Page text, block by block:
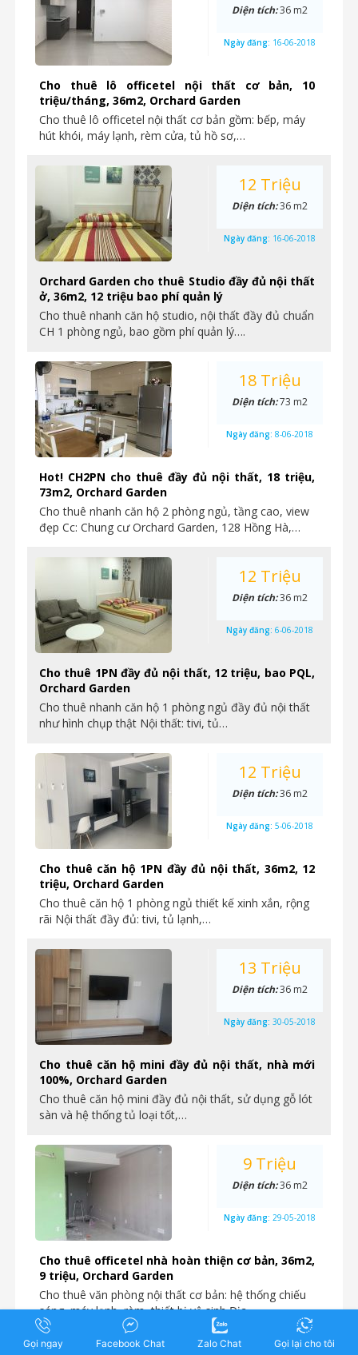
Cho thuê lô officetel nội thất cơ bản, 10
triệu/tháng, 36m2, Orchard Garden
Cho thuê lô officetel nội thất cơ bản gồm: bếp, máy
hút khói, máy lạnh, rèm cửa, tủ hồ sơ,…
Diện tích:36 m2
Ngày đăng: 16-06-2018
Orchard Garden cho thuê Studio đầy đủ nội thất
ở, 36m2, 12 triệu bao phí quản lý
Cho thuê nhanh căn hộ studio, nội thất đầy đủ chuẩn
CH 1 phòng ngủ, bao gồm phí quản lý….
12 Triệu
Diện tích:36 m2
Ngày đăng: 16-06-2018
Hot! CH2PN cho thuê đầy đủ nội thất, 18 triệu,
73m2, Orchard Garden
Cho thuê nhanh căn hộ 2 phòng ngủ, tầng cao, view
đẹp Cc: Chung cư Orchard Garden, 128 Hồng Hà,…
18 Triệu
Diện tích:73 m2
Ngày đăng: 8-06-2018
Cho thuê 1PN đầy đủ nội thất, 12 triệu, bao PQL,
Orchard Garden
Cho thuê nhanh căn hộ 1 phòng ngủ đầy đủ nội thất
như hình chụp thật Nội thất: tivi, tủ…
12 Triệu
Diện tích:36 m2
Ngày đăng: 6-06-2018
Cho thuê căn hộ 1PN đầy đủ nội thất, 36m2, 12
triệu, Orchard Garden
Cho thuê căn hộ 1 phòng ngủ thiết kế xinh xắn, rộng
rãi Nội thất đầy đủ: tivi, tủ lạnh,…
12 Triệu
Diện tích:36 m2
Ngày đăng: 5-06-2018
Cho thuê căn hộ mini đầy đủ nội thất, nhà mới
100%, Orchard Garden
Cho thuê căn hộ mini đầy đủ nội thất, sử dụng gỗ lót
sàn và hệ thống tủ loại tốt,…
13 Triệu
Diện tích:36 m2
Ngày đăng: 30-05-2018
Cho thuê officetel nhà hoàn thiện cơ bản, 36m2,
9 triệu, Orchard Garden
Cho thuê văn phòng nội thất cơ bản: hệ thống chiếu
sáng, máy lạnh, rèm, thiết bị vệ sinh Địa…
9 Triệu
Diện tích:36 m2
Ngày đăng: 29-05-2018
Gọi ngay Facebook Chat Zalo Chat Gọi lại cho tôi